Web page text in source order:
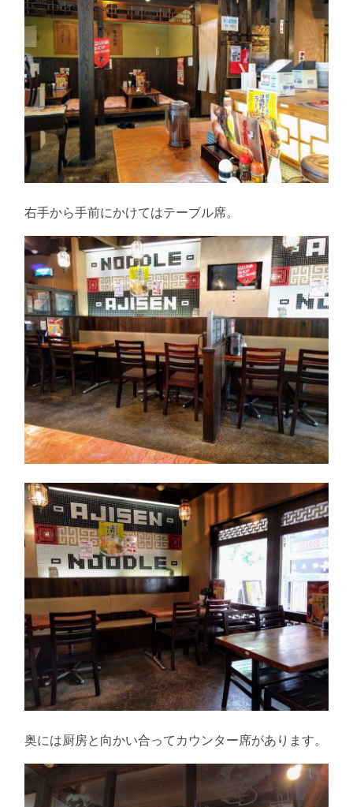
右手から手前にかけてはテーブル席。
奥には厨房と向かい合ってカウンター席があります。